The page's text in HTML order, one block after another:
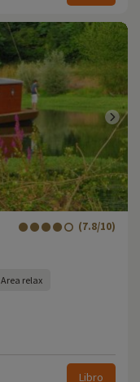
(7.8/10)
Area relax
Libro